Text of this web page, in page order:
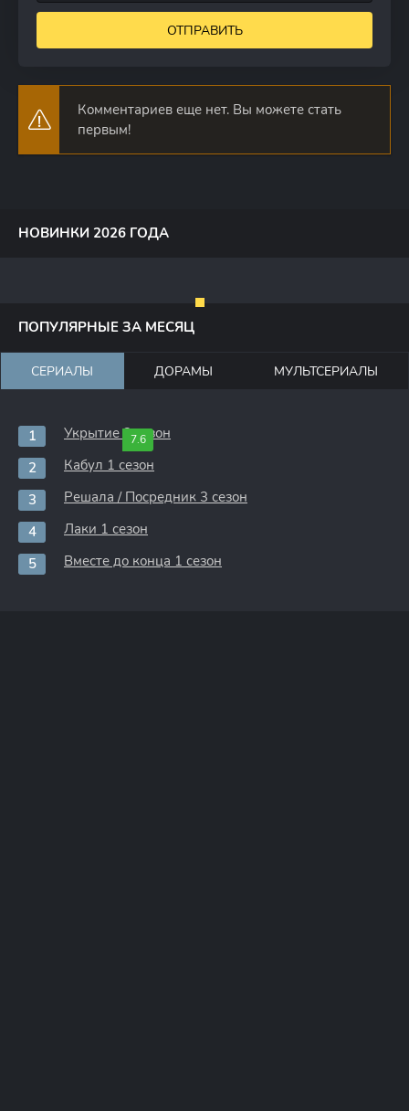
ОТПРАВИТЬ
Комментариев еще нет. Вы можете стать
первым!
НОВИНКИ 2026 ГОДА
ПОПУЛЯРНЫЕ ЗА МЕСЯЦ
СЕРИАЛЫ ДОРАМЫ МУЛЬТСЕРИАЛЫ
7.6
Укрытие 3 сезон
Кабул 1 сезон
Решала / Посредник 3 сезон
Лаки 1 сезон
Вместе до конца 1 сезон